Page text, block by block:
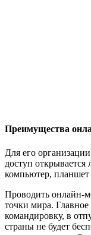
Преимущества
Для его
доступ
компьютер,
Проводить онлайн-
точки мира.
командировку, в
страны не будет